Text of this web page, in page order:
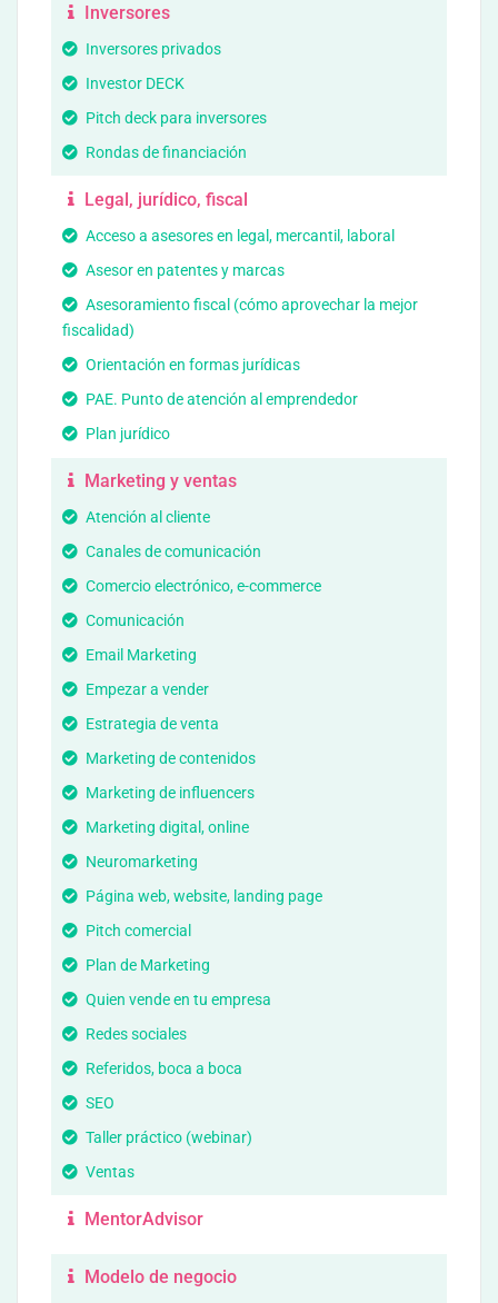
Inversores
Inversores privados
Investor DECK
Pitch deck para inversores
Rondas de financiación
Legal, jurídico, fiscal
Acceso a asesores en legal, mercantil, laboral
Asesor en patentes y marcas
Asesoramiento fiscal (cómo aprovechar la mejor
fiscalidad)
Orientación en formas jurídicas
PAE. Punto de atención al emprendedor
Plan jurídico
Marketing y ventas
Atención al cliente
Canales de comunicación
Comercio electrónico, e-commerce
Comunicación
Email Marketing
Empezar a vender
Estrategia de venta
Marketing de contenidos
Marketing de influencers
Marketing digital, online
Neuromarketing
Página web, website, landing page
Pitch comercial
Plan de Marketing
Quien vende en tu empresa
Redes sociales
Referidos, boca a boca
SEO
Taller práctico (webinar)
Ventas
MentorAdvisor
Modelo de negocio